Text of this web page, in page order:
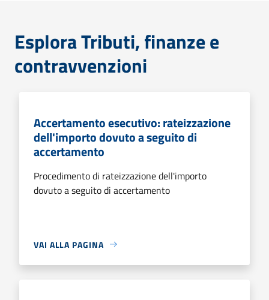
Esplora Tributi, finanze e
contravvenzioni
Accertamento esecutivo: rateizzazione
dell'importo dovuto a seguito di
accertamento
Procedimento di rateizzazione dell'importo
dovuto a seguito di accertamento
VAI ALLA PAGINA